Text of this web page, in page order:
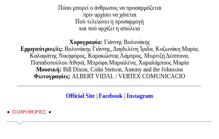
Πόσο μπορεί ο άνθρωπος να προσαρμόζεται
πριν αρχίσει να χάνεται
Πού τελειώνει η προσαρμογή
και πού αρχίζει η απώλεια
Χορογραφία: Γιάννης Βολονάκης
Ερμηνεύτριες/ές: Βολονάκης Γιάννης, Δαγδελένη Ίριδα, Κοζωνάκη Μαρία,
Καλαφάτης Νικηφόρος, Καρακώστας Λάμπρος, Μυριτζή Δέσποινα,
Παπαδοπούλου Αθηνά, Μπρόφα Μαριαλένα, Χαραλάμπους Μαρία
Μουσική: Bill Dixon, Colin Stetson, Antony and the Johnsons
Φωτογραφίες: ALBERT VIDAL / VERTEX COMUNICACIO
Official Site Facebook Instagram
ΠΛΗΡΟΦΟΡΙΕΣ